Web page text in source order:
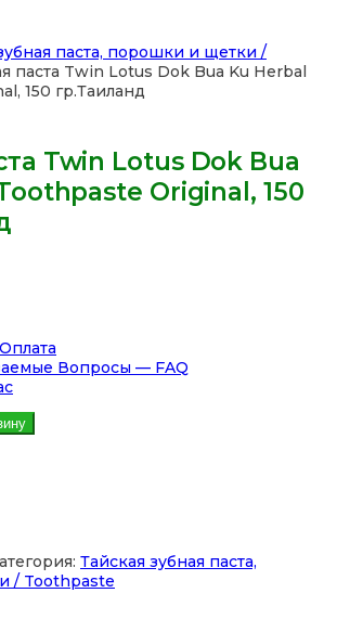
паста, порошки и щетки /
паста Twin Lotus Dok Bua Ku Herbal
150 гр.Таиланд
Twin Lotus Dok Bua
Original, 150
Вопросы — FAQ
Тайская зубная паста,
/ Toothpaste